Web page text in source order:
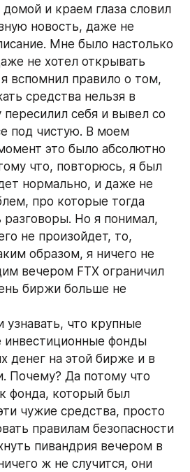
и краем глаза словил
новость, даже не
Мне было настолько
не хотел открывать
вспомнил правило о том,
средства нельзя в
себя и вывел со
под чистую. В моем
это было абсолютно
что, повторюсь, я был
нормально, и даже не
про которые тогда
разговоры. Но я понимал,
не произойдет, то,
образом, я ничего не
вечером FTX ограничил
биржи больше не
узнавать, что крупные
инвестиционные фонды
денег на этой бирже и в
Почему? Да потому что
фонда, который был
чужие средства, просто
правилам безопасности
пивандрия вечером в
ж не случится, они